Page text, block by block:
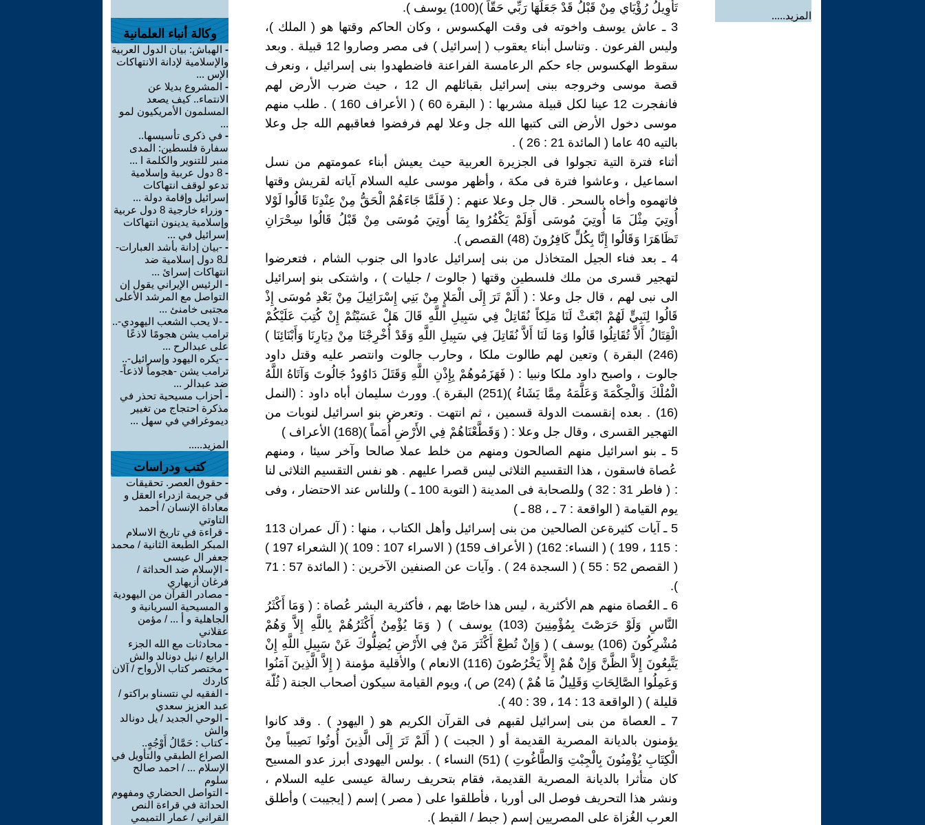
المزيد.....
تَأْوِيلُ رُؤْيَاي مِنْ قَبْلُ قَدْ جَعَلَهَا رَبِّي حَقّاً )(100) يوسف ).
3 ـ عاش يوسف واخوته فى وقت الهكسوس ، وكان الحاكم وقتها هو ( الملك )،
وليس الفرعون . وتناسل أبناء يعقوب ( إسرائيل ) فى مصر وصاروا 12 قبيلة . وبعد
سقوط الهكسوس جاء حكم الرعامسة الفراعنة فاضطهدوا بنى إسرائيل ، ونعرف
قصة موسى وخروجه ببنى إسرائيل بقبائلهم ال 12 ، حيث ضرب الأرض لهم
فانفجرت 12 عينا لكل قبيلة مشربها : ( البقرة 60 ) ( الأعراف 160 ) . طلب منهم
موسى دخول الأرض التى كتبها الله جل وعلا لهم فرفضوا فعاقبهم الله جل وعلا
بالتيه 40 عاما ( المائدة 21 : 26 ) .
أثناء فترة التية تجولوا فى الجزيرة العربية حيث يعيش أبناء عمومتهم من نسل
اسماعيل ، وعاشوا فترة فى مكة ، وأظهر موسى عليه السلام آياته لقريش وقتها
فاتهموه وأخاه بالسحر . قال جل وعلا عنهم : ( فَلَمَّا جَاءَهُمْ الْحَقُّ مِنْ عِنْدِنَا قَالُوا لَوْلا
أُوتِيَ مِثْلَ مَا أُوتِيَ مُوسَى أَوَلَمْ يَكْفُرُوا بِمَا أُوتِيَ مُوسَى مِنْ قَبْلُ قَالُوا سِحْرَانِ
تَظَاهَرَا وَقَالُوا إِنَّا بِكُلٍّ كَافِرُونَ (48) القصص ).
4 ـ بعد فناء الجيل المتخاذل من بنى إسرائيل عادوا الى جنوب الشام ، فتعرضوا
لتهجير قسرى من ملك فلسطين وقتها ( جالوت / جليات ) ، واشتكى بنو إسرائيل
الى نبى لهم ، قال جل وعلا : ( أَلَمْ تَرَ إِلَى الْمَلإٍ مِنْ بَنِي إِسْرَائِيلَ مِنْ بَعْدِ مُوسَى إِذْ
قَالُوا لِنَبِيٍّ لَهُمْ ابْعَثْ لَنَا مَلِكاً نُقَاتِلْ فِي سَبِيلِ اللَّهِ قَالَ هَلْ عَسَيْتُمْ إِنْ كُتِبَ عَلَيْكُمْ
الْقِتَالُ أَلاَّ تُقَاتِلُوا قَالُوا وَمَا لَنَا أَلاَّ نُقَاتِلَ فِي سَبِيلِ اللَّهِ وَقَدْ أُخْرِجْنَا مِنْ دِيَارِنَا وَأَبْنَائِنَا )
(246) البقرة ) وتعين لهم طالوت ملكا ، وحارب جالوت وانتصر عليه وقتل داود
جالوت ، واصبح داود ملكا ونبيا : ( فَهَزَمُوهُمْ بِإِذْنِ اللَّهِ وَقَتَلَ دَاوُودُ جَالُوتَ وَآتَاهُ اللَّهُ
الْمُلْكَ وَالْحِكْمَةَ وَعَلَّمَهُ مِمَّا يَشَاءُ )(251) البقرة ). وورث سليمان أباه داود : (النمل
(16) . بعده إنقسمت الدولة قسمين ، ثم انتهت . وتعرض بنو اسرائيل لنوبات من
التهجير القسرى ، وقال جل وعلا : ( وَقَطَّعْنَاهُمْ فِي الأَرْضِ أُمَماً )(168) الأعراف )
5 ـ بنو اسرائيل منهم الصالحون ومنهم من خلط عملا صالحا وآخر سيئا ، ومنهم
عُصاة فاسقون ، هذا التقسيم الثلاثى ليس قصرا عليهم . هو نفس التقسيم الثلاثى لنا
: ( فاطر 31 : 32 ) وللصحابة فى المدينة ( التوبة 100 ـ ) وللناس عند الاحتضار ، وفى
يوم القيامة ( الواقعة : 7 ـ ، 88 ـ )
5 ـ آيات كثيرةعن الصالحين من بنى إسرائيل وأهل الكتاب ، منها : ( آل عمران 113
: 115 ، 199 ) ( النساء: 162) ( الأعراف 159) ( الاسراء 107 : 109 )( الشعراء 197 )
( القصص 52 : 55 ) ( السجدة 24 ) . وآيات عن الصنفين الآخرين : ( المائدة 57 : 71
).
6 ـ العُصاة منهم هم الأكثرية ، ليس هذا خاصّا بهم ، فأكثرية البشر عُصاة : ( وَمَا أَكْثَرُ
النَّاسِ وَلَوْ حَرَصْتَ بِمُؤْمِنِينَ (103) يوسف ) ( وَمَا يُؤْمِنُ أَكْثَرُهُمْ بِاللَّهِ إِلاَّ وَهُمْ
مُشْرِكُونَ (106) يوسف ) ( وَإِنْ تُطِعْ أَكْثَرَ مَنْ فِي الأَرْضِ يُضِلُّوكَ عَنْ سَبِيلِ اللَّهِ إِنْ
يَتَّبِعُونَ إِلاَّ الظَّنَّ وَإِنْ هُمْ إِلاَّ يَخْرُصُونَ (116) الانعام ) والأقلية مؤمنة ( إِلاَّ الَّذِينَ آمَنُوا
وَعَمِلُوا الصَّالِحَاتِ وَقَلِيلٌ مَا هُمْ ) (24) ص )، ويوم القيامة سيكون أصحاب الجنة ( ثُلّة
قليلة ) ( الواقعة 13 : 14 ، 39 : 40 ).
7 ـ العصاة من بنى إسرائيل لقبهم فى القرآن الكريم هو ( اليهود ) . وقد كانوا
يؤمنون بالديانة المصرية القديمة أو ( الجبت ) ( أَلَمْ تَرَ إِلَى الَّذِينَ أُوتُوا نَصِيباً مِنْ
الْكِتَابِ يُؤْمِنُونَ بِالْجِبْتِ وَالطَّاغُوتِ ) (51) النساء ) . بولس اليهودى أبرز عدو المسيح
كان متأثرا بالديانة المصرية القديمة، فقام بتحريف رسالة عيسى عليه السلام ،
ونشر هذا التحريف فوصل الى أوربا ، فأطلقوا على ( مصر ) إسم ( إيجيبت ) وأطلق
العرب الغُزاة على المصريين إسم ( جبط / القبط ).
وكالة أنباء العلمانية
- الهباش: بيان الدول العربية
والإسلامية لإدانة الانتهاكات
الإس ...
- المشروع بديلا عن
الانتماء.. كيف يصعد
المسلمون الأمريكيون لمو
...
- في ذكرى تأسيسها..
سفارة فلسطين: المدى
منبر للتنوير والكلمة ا ...
-
8 دول عربية وإسلامية
تدعو لوقف انتهاكات
إسرائيل وإقامة دولة ...
-
وزراء خارجية 8 دول عربية
وإسلامية يدينون انتهاكات
إسرائيل في ...
- -بيان إدانة بأشد العبارات-
لـ8 دول إسلامية ضد
انتهاكات إسرائ ...
- الرئيس الإيراني يقول إن
التواصل مع المرشد الأعلى
مجتبى خامنئ ...
- -لا يحب الشعب اليهودي-..
ترامب يشن هجومًا لاذعًا
على عبدالرح ...
- -يكره اليهود وإسرائيل-..
ترامب يشن -هجوماً لاذعاً-
ضد عبدالر ...
- أحزاب مسيحية تحذر في
مذكرة احتجاج من تغيير
ديموغرافي في سهل ...
المزيد.....
كتب ودراسات
- حقوق العصر. تحقيقات
في جريمة ازدراء العقل و
معاداة الإنسان / أحمد
التاوتي
- قراءة في تاريخ الاسلام
المبكر الطبعة الثانية / محمد
جعفر ال عيسى
- الإسلام ضد الحداثة /
فرغان أزيهاري
- مصادر القرآن من اليهودية
و المسيحية السريانية و
الجاهلية و أ ... / مؤمن
عقلاني
- محادثات مع الله الجزء
الرابع / نيل دونالد والش
- مختصر كتاب الأرواح / آلان
كاردك
- الفقيه لي نتسناو براكتو /
عبد العزيز سعدي
- الوحي الجديد / يل دونالد
والش
-كتاب : حَمَّالُ أَوْجُهٍ..
الصراع الطبقي والتأويل في
الإسلام ... / احمد صالح
سلوم
- التواصل الحضاري ومفهوم
الحداثة في قراءة النص
القراني / عمار التميمي